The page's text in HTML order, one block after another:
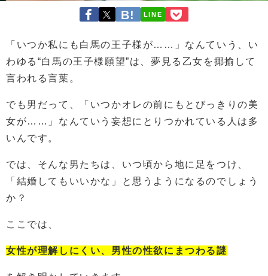
LINE
「いつか私にも白馬の王子様が……」なんていう、い
わゆる“白馬の王子様願望”は、夢見る乙女を揶揄して
言われる言葉。
でも男だって、「いつかオレの前にもとびっきりの美
女が……」なんていう妄想にとりつかれている人は多
いんです。
では、そんな男たちは、いつ頃から地に足をつけ、
「結婚してもいいかな」と思うようになるのでしょう
か？
ここでは、
女性が理解しにくい、男性の性欲にまつわる謎